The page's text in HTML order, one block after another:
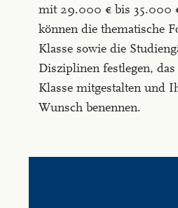
mit 29.000 € bis 35.000
können die thematische
Klasse sowie die
Disziplinen festlegen,
Klasse mitgestalten und
Wunsch benennen.